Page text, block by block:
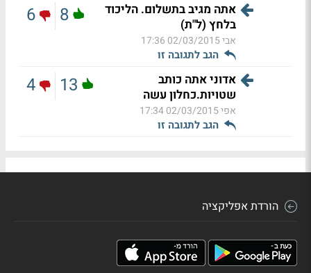
אתה מגיב בתשלום. הליכוד
בלחץ (ל"ת)
אבי02/03/2015 17:36
הגב לתגובה זו
8
6
אדוני אתה כותב
שטויות.כחלון עשה
אפי02/03/2015 17:34
הגב לתגובה זו
13
4
הורדת אפליקציה